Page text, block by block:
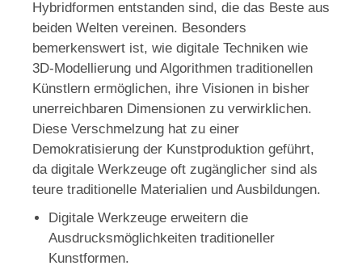
Hybridformen entstanden sind, die das Beste aus
beiden Welten vereinen. Besonders
bemerkenswert ist, wie digitale Techniken wie
3D-Modellierung und Algorithmen traditionellen
Künstlern ermöglichen, ihre Visionen in bisher
unerreichbaren Dimensionen zu verwirklichen.
Diese Verschmelzung hat zu einer
Demokratisierung der Kunstproduktion geführt,
da digitale Werkzeuge oft zugänglicher sind als
teure traditionelle Materialien und Ausbildungen.
Digitale Werkzeuge erweitern die
Ausdrucksmöglichkeiten traditioneller
Kunstformen.